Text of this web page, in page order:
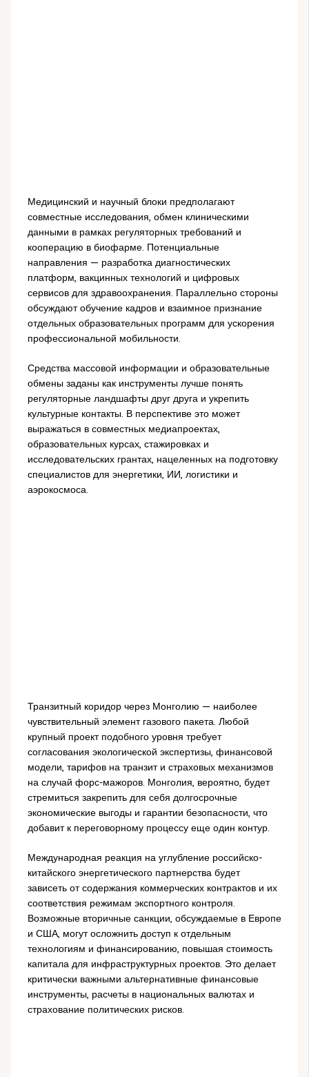
Медицинский и научный блоки предполагают
совместные исследования, обмен клиническими
данными в рамках регуляторных требований и
кооперацию в биофарме. Потенциальные
направления — разработка диагностических
платформ, вакцинных технологий и цифровых
сервисов для здравоохранения. Параллельно стороны
обсуждают обучение кадров и взаимное признание
отдельных образовательных программ для ускорения
профессиональной мобильности.
Средства массовой информации и образовательные
обмены заданы как инструменты лучше понять
регуляторные ландшафты друг друга и укрепить
культурные контакты. В перспективе это может
выражаться в совместных медиапроектах,
образовательных курсах, стажировках и
исследовательских грантах, нацеленных на подготовку
специалистов для энергетики, ИИ, логистики и
аэрокосмоса.
Транзитный коридор через Монголию — наиболее
чувствительный элемент газового пакета. Любой
крупный проект подобного уровня требует
согласования экологической экспертизы, финансовой
модели, тарифов на транзит и страховых механизмов
на случай форс-мажоров. Монголия, вероятно, будет
стремиться закрепить для себя долгосрочные
экономические выгоды и гарантии безопасности, что
добавит к переговорному процессу еще один контур.
Международная реакция на углубление российско-
китайского энергетического партнерства будет
зависеть от содержания коммерческих контрактов и их
соответствия режимам экспортного контроля.
Возможные вторичные санкции, обсуждаемые в Европе
и США, могут осложнить доступ к отдельным
технологиям и финансированию, повышая стоимость
капитала для инфраструктурных проектов. Это делает
критически важными альтернативные финансовые
инструменты, расчеты в национальных валютах и
страхование политических рисков.